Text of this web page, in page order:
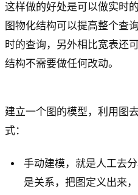
这样做的好处是可以做实时
图物化结构可以提高整个查
时的查询，另外相比宽表还
结构不需要做任何改动。
建立一个图的模型，利用图
式：
手动建模，就是人工去
是关系，把图定义出来